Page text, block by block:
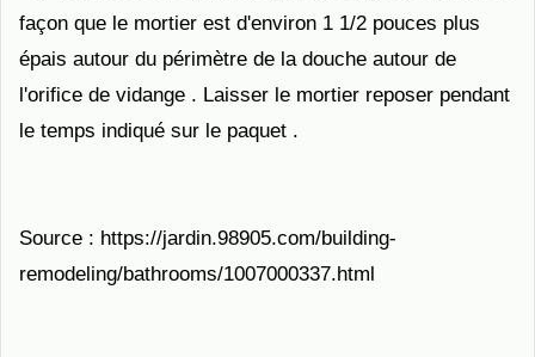
façon que le mortier est d'environ 1 1/2 pouces plus
épais autour du périmètre de la douche autour de
l'orifice de vidange . Laisser le mortier reposer pendant
le temps indiqué sur le paquet .
Source : https://jardin.98905.com/building-
remodeling/bathrooms/1007000337.html